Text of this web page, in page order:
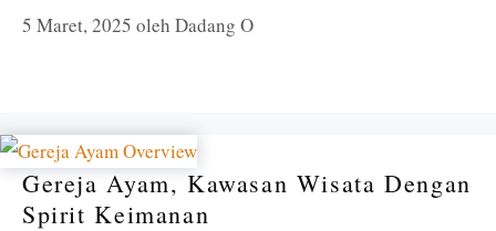
5 Maret, 2025 oleh Dadang O
Gereja Ayam, Kawasan Wisata Dengan
Spirit Keimanan